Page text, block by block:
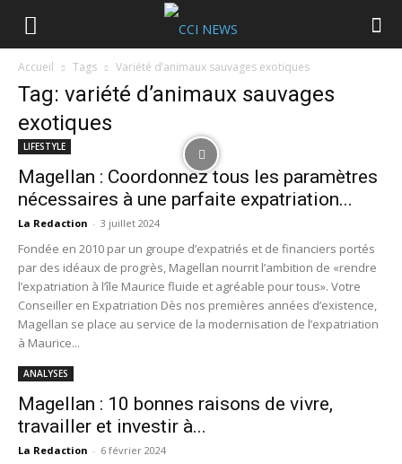
Accueil Tags Variété d’animaux sauvages exotiques
Tag: variété d’animaux sauvages
exotiques
LIFESTYLE
Magellan : Coordonnez tous les paramètres
nécessaires à une parfaite expatriation...
La Redaction - 3 juillet 2024
Fondée en 2010 par un groupe d’expatriés et de financiers portés
par des idéaux de progrès, Magellan nourrit l’ambition de «rendre
l’expatriation à l’île Maurice fluide et agréable pour tous». Votre
Conseiller en Expatriation Dès nos premières années d’existence,
Magellan se place au service de la modernisation de l’expatriation
à Maurice...
ANALYSES
Magellan : 10 bonnes raisons de vivre,
travailler et investir à...
La Redaction - 6 février 2024